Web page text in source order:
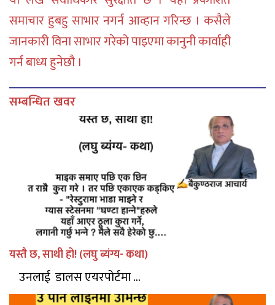
समाचार हुबहु साभार नगर्न आव्हान गरिन्छ । कसैले
जानकारी विना साभार गरेको पाइएमा कानुनी कार्वाही
गर्न बाध्य हुनेछौ ।
सम्बन्धित खवर
यस्तै छ, साथी हो! (लघु ब्यंग्य- कथा)
उनलाई डालस एयरपोर्टमा ...